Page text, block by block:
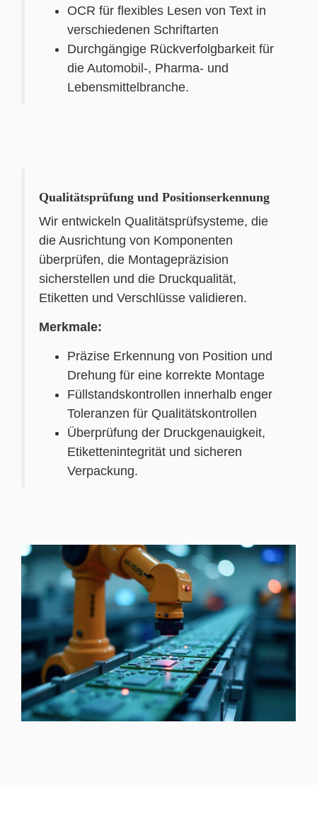
OCR für flexibles Lesen von Text in
verschiedenen Schriftarten
Durchgängige Rückverfolgbarkeit für
die Automobil-, Pharma- und
Lebensmittelbranche.
Qualitätsprüfung und Positionserkennung
Wir entwickeln Qualitätsprüfsysteme, die
die Ausrichtung von Komponenten
überprüfen, die Montagepräzision
sicherstellen und die Druckqualität,
Etiketten und Verschlüsse validieren.
Merkmale:
Präzise Erkennung von Position und
Drehung für eine korrekte Montage
Füllstandskontrollen innerhalb enger
Toleranzen für Qualitätskontrollen
Überprüfung der Druckgenauigkeit,
Etikettenintegrität und sicheren
Verpackung.